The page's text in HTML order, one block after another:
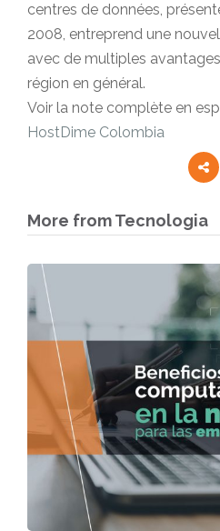
centres de données,
2008, entreprend une
avec de multiples
région en général.
Voir la note complète en
HostDime Colombia
More from Tecnologia